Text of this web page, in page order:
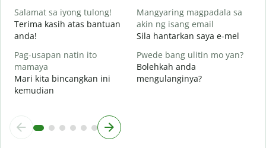
Salamat sa iyong tulong!
Terima kasih atas bantuan
anda!
Mangyaring magpadala sa
akin ng isang email
Sila hantarkan saya e-mel
Pag-usapan natin ito
mamaya
Mari kita bincangkan ini
kemudian
Pwede bang ulitin mo yan?
Bolehkah anda
mengulanginya?